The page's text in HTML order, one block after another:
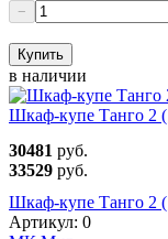
−
Купить
в наличии
Шкаф-купе Танго 2
30481 руб.
33529 руб.
Шкаф-купе Танго 2
Артикул: 0